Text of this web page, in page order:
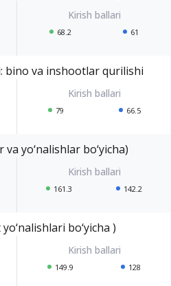
68.2 61
bino va inshootlar qurilishi
79 66.5
yo‘nalishlar bo‘yicha)
161.3 142.2
bo‘yicha )
149.9 128